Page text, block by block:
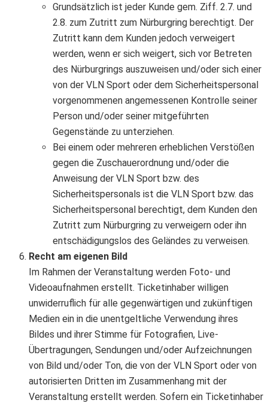
Grundsätzlich ist jeder Kunde gem. Ziff. 2.7. und
2.8. zum Zutritt zum Nürburgring berechtigt. Der
Zutritt kann dem Kunden jedoch verweigert
werden, wenn er sich weigert, sich vor Betreten
des Nürburgrings auszuweisen und/oder sich einer
von der VLN Sport oder dem Sicherheitspersonal
vorgenommenen angemessenen Kontrolle seiner
Person und/oder seiner mitgeführten
Gegenstände zu unterziehen.
Bei einem oder mehreren erheblichen Verstößen
gegen die Zuschauerordnung und/oder die
Anweisung der VLN Sport bzw. des
Sicherheitspersonals ist die VLN Sport bzw. das
Sicherheitspersonal berechtigt, dem Kunden den
Zutritt zum Nürburgring zu verweigern oder ihn
entschädigungslos des Geländes zu verweisen.
Recht am eigenen Bild
Im Rahmen der Veranstaltung werden Foto- und
Videoaufnahmen erstellt. Ticketinhaber willigen
unwiderruflich für alle gegenwärtigen und zukünftigen
Medien ein in die unentgeltliche Verwendung ihres
Bildes und ihrer Stimme für Fotografien, Live-
Übertragungen, Sendungen und/oder Aufzeichnungen
von Bild und/oder Ton, die von der VLN Sport oder von
autorisierten Dritten im Zusammenhang mit der
Veranstaltung erstellt werden. Sofern ein Ticketinhaber